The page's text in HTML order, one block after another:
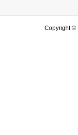
Copyright ©